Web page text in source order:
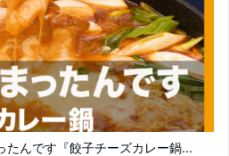
たんです『餃子チーズカレー鍋...